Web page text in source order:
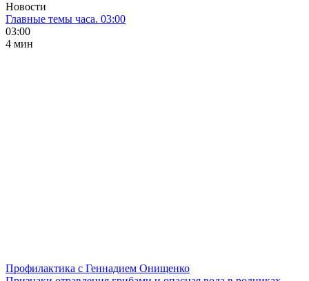
Новости
Главные темы часа. 03:00
03:00
4 мин
Профилактика с Геннадием Онищенко